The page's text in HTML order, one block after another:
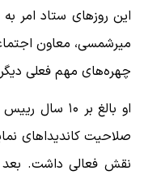
این روزهای ستاد امر
میرشمسی، معاون
چهره‌های مهم فعلی
او بالغ بر
صلاحیت کاندیداهای
نقش فعالی داشت.